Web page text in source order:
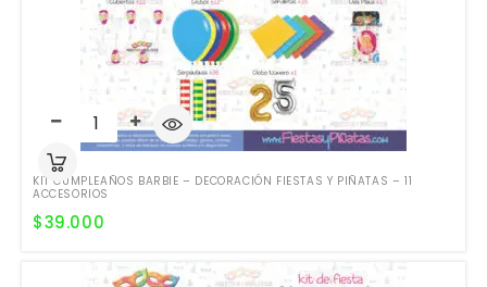
KIT CUMPLEAÑOS BARBIE – DECORACIÓN FIESTAS Y PIÑATAS – 11
ACCESORIOS
$39.000